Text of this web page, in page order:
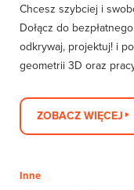
Chcesz szybciej i
Dołącz do
odkrywaj, projektuj! i
geometrii 3D oraz
ZOBACZ WIĘCEJ
Inne